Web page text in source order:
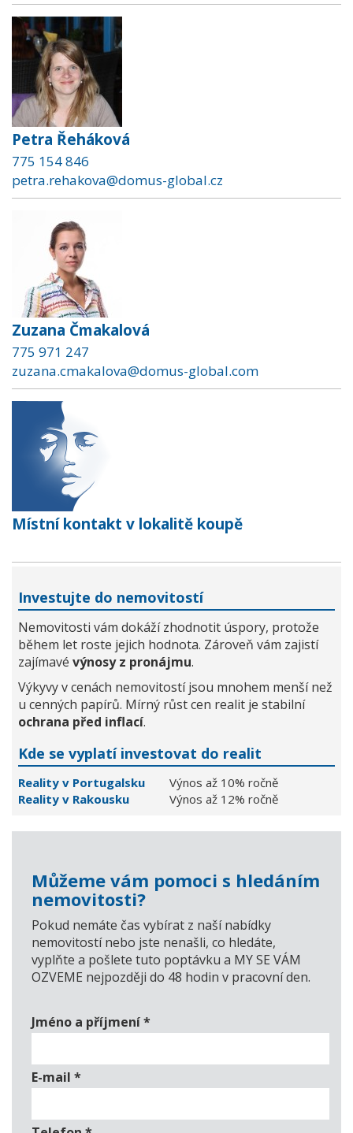
Petra Řeháková
775 154 846
petra.rehakova@domus-global.cz
Zuzana Čmakalová
775 971 247
zuzana.cmakalova@domus-global.com
Místní kontakt v lokalitě koupě
Investujte do nemovitostí
Nemovitosti vám dokáží zhodnotit úspory, protože
během let roste jejich hodnota. Zároveň vám zajistí
zajímavé výnosy z pronájmu.
Výkyvy v cenách nemovitostí jsou mnohem menší než
u cenných papírů. Mírný růst cen realit je stabilní
ochrana před inflací.
Kde se vyplatí investovat do realit
Reality v Portugalsku
Výnos až 10% ročně
Reality v Rakousku
Výnos až 12% ročně
Můžeme vám pomoci s hledáním
nemovitosti?
Pokud nemáte čas vybírat z naší nabídky
nemovitostí nebo jste nenašli, co hledáte,
vyplňte a pošlete tuto poptávku a MY SE VÁM
OZVEME nejpozději do 48 hodin v pracovní den.
Jméno a příjmení*
E-mail *